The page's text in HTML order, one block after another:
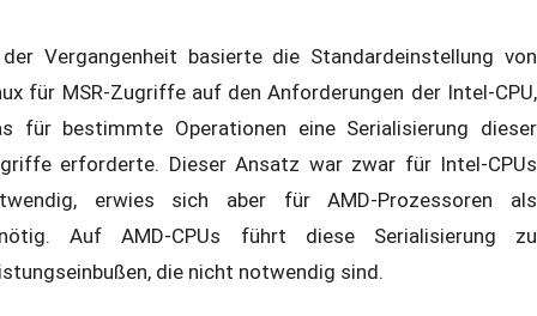
Vergangenheit basierte die Standardeinstellung von
für MSR-Zugriffe auf den Anforderungen der Intel-CPU,
für bestimmte Operationen eine Serialisierung dieser
erforderte. Dieser Ansatz war zwar für Intel-CPUs
erwies sich aber für AMD-Prozessoren als
Auf AMD-CPUs führt diese Serialisierung zu
die nicht notwendig sind.